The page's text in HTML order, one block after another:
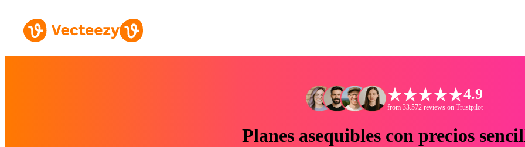
4.9
from 33.572 reviews on Trustpilot
Planes asequibles con precios